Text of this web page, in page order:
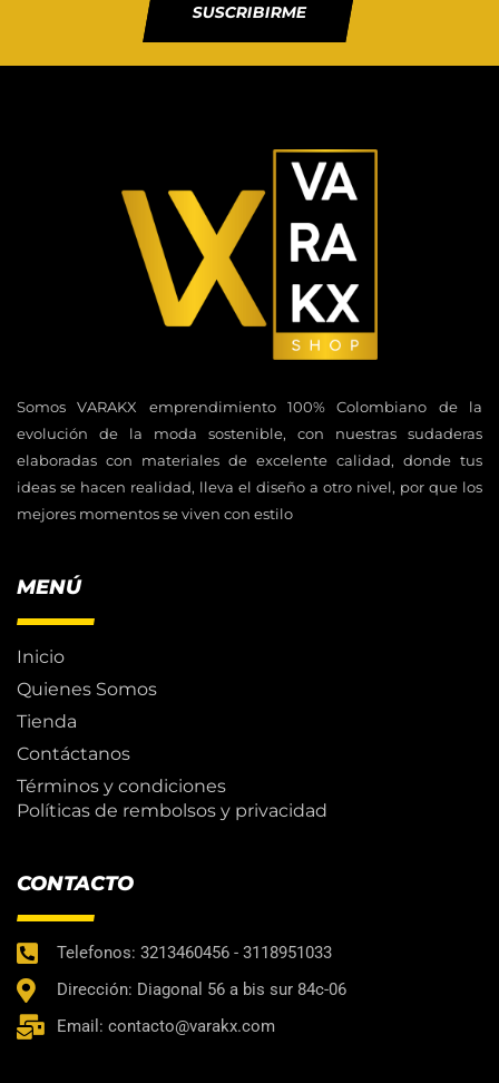
SUSCRIBIRME
Somos VARAKX emprendimiento 100% Colombiano de la
evolución de la moda sostenible, con nuestras sudaderas
elaboradas con materiales de excelente calidad, donde tus
ideas se hacen realidad, lleva el diseño a otro nivel, por que los
mejores momentos se viven con estilo
MENÚ
Inicio
Quienes Somos
Tienda
Contáctanos
Términos y condiciones
Políticas de rembolsos y privacidad
CONTACTO
Telefonos: 3213460456 - 3118951033
Dirección: Diagonal 56 a bis sur 84c-06
Email: contacto@varakx.com